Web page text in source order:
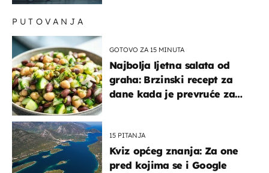
PUTOVANJA
GOTOVO ZA 15 MINUTA
Najbolja ljetna salata od
graha: Brzinski recept za
dane kada je prevruće za
15 PITANJA
Kviz općeg znanja: Za one
pred kojima se i Google